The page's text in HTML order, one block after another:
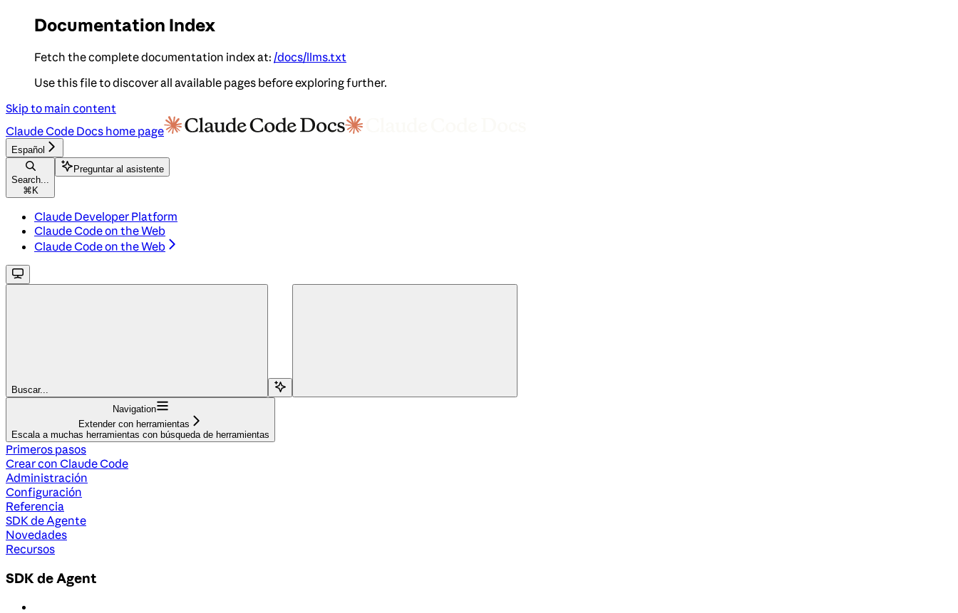
Documentation Index
Fetch the complete documentation index at: /docs/llms.txt
Use this file to discover all available pages before exploring further.
Skip to main content
Claude Code Docs home page
Español
Search...
⌘ K
Preguntar al asistente
Claude Developer Platform
Claude Code on the Web
Claude Code on the Web
Buscar...
Navigation
Extender con herramientas
Escala a muchas herramientas con búsqueda de herramientas
Primeros pasos
Crear con Claude Code
Administración
Configuración
Referencia
SDK de Agente
Novedades
Recursos
SDK de Agent